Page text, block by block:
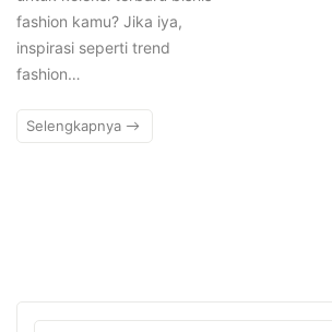
fashion kamu? Jika iya,
inspirasi seperti trend
fashion…
Selengkapnya